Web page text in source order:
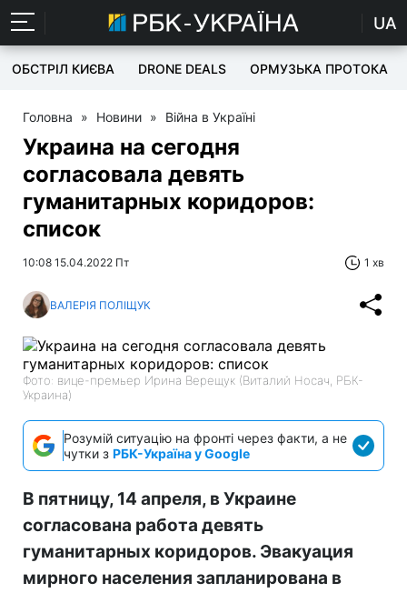
UA
ОБСТРІЛ КИЄВА DRONE DEALS ОРМУЗЬКА ПРОТОКА
Головна » Новини » Війна в Україні
Украина на сегодня
согласовала девять
гуманитарных коридоров:
список
10:08 15.04.2022 Пт 1 хв
ВАЛЕРІЯ ПОЛІЩУК
Фото: вице-премьер Ирина Верещук (Виталий Носач, РБК-
Украина)
Розумій ситуацію на фронті через факти, а не
чутки з РБК-Україна у Google
В пятницу, 14 апреля, в Украине
согласована работа девять
гуманитарных коридоров. Эвакуация
мирного населения запланирована в